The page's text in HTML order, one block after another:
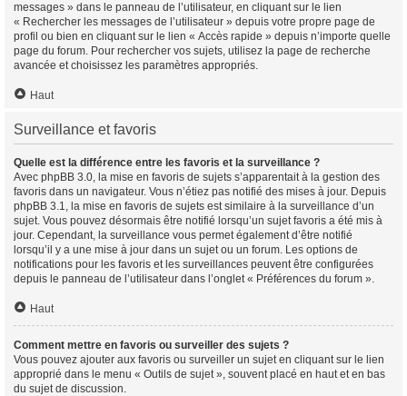
messages » dans le panneau de l’utilisateur, en cliquant sur le lien
« Rechercher les messages de l’utilisateur » depuis votre propre page de
profil ou bien en cliquant sur le lien « Accès rapide » depuis n’importe quelle
page du forum. Pour rechercher vos sujets, utilisez la page de recherche
avancée et choisissez les paramètres appropriés.
Haut
Surveillance et favoris
Quelle est la différence entre les favoris et la surveillance ?
Avec phpBB 3.0, la mise en favoris de sujets s’apparentait à la gestion des
favoris dans un navigateur. Vous n’étiez pas notifié des mises à jour. Depuis
phpBB 3.1, la mise en favoris de sujets est similaire à la surveillance d’un
sujet. Vous pouvez désormais être notifié lorsqu’un sujet favoris a été mis à
jour. Cependant, la surveillance vous permet également d’être notifié
lorsqu’il y a une mise à jour dans un sujet ou un forum. Les options de
notifications pour les favoris et les surveillances peuvent être configurées
depuis le panneau de l’utilisateur dans l’onglet « Préférences du forum ».
Haut
Comment mettre en favoris ou surveiller des sujets ?
Vous pouvez ajouter aux favoris ou surveiller un sujet en cliquant sur le lien
approprié dans le menu « Outils de sujet », souvent placé en haut et en bas
du sujet de discussion.